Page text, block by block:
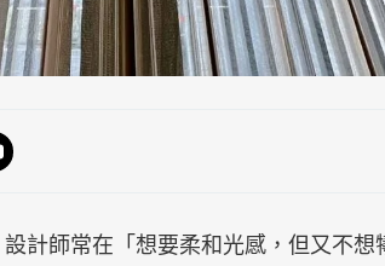
計師常在「想要柔和光感，但又不想